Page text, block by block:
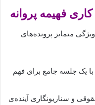
متمایز پرونده‌های
یک جلسه جامع برای فهم
و سناریونگاری آینده‌ی